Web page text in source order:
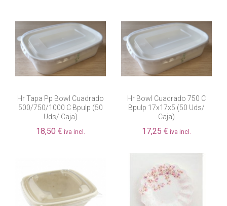
Hr Tapa Pp Bowl Cuadrado
500/750/1000 C Bpulp (50
Uds/ Caja)
18,50 € iva incl.
Hr Bowl Cuadrado 750 C
Bpulp 17x17x5 (50 Uds/
Caja)
17,25 € iva incl.